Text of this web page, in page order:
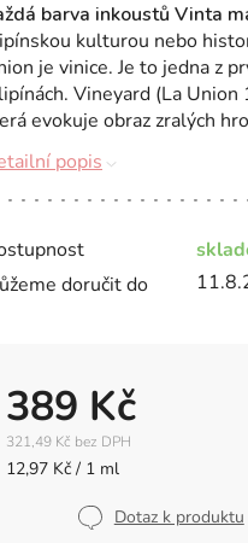
doručit do
389 Kč
321,49 Kč bez DPH
Měrná
12,97 Kč / 1 ml
Dotaz k produktu
barva inkoustů Vinta
kulturou nebo
je vinice. Je to jedna z
Vineyard (La Union
evokuje obraz zralých
popis